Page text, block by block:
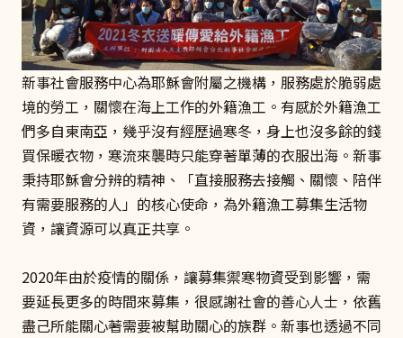
新事社會服務中心為耶穌會附屬之機構，服務處於脆弱處
境的勞工，關懷在海上工作的外籍漁工。有感於外籍漁工
們多自東南亞，幾乎沒有經歷過寒冬，身上也沒多餘的錢
買保暖衣物，寒流來襲時只能穿著單薄的衣服出海。新事
秉持耶穌會分辨的精神、「直接服務去接觸、關懷、陪伴
有需要服務的人」的核心使命，為外籍漁工募集生活物
資，讓資源可以真正共享。
2020年由於疫情的關係，讓募集禦寒物資受到影響，需
要延長更多的時間來募集，很感謝社會的善心人士，依舊
盡己所能關心著需要被幫助關心的族群。新事也透過不同